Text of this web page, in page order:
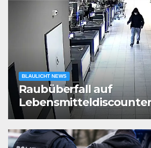
BLAULICHT NEWS
Raubüberfall auf